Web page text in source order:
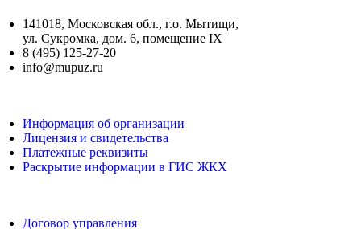
141018, Московская обл., г.о. Мытищи,
ул. Сукромка, дом. 6, помещение IX
8 (495) 125-27-20
info@mupuz.ru
Информация об организации
Лицензия и свидетельства
Платежные реквизиты
Раскрытие информации в ГИС ЖКХ
Договор управления